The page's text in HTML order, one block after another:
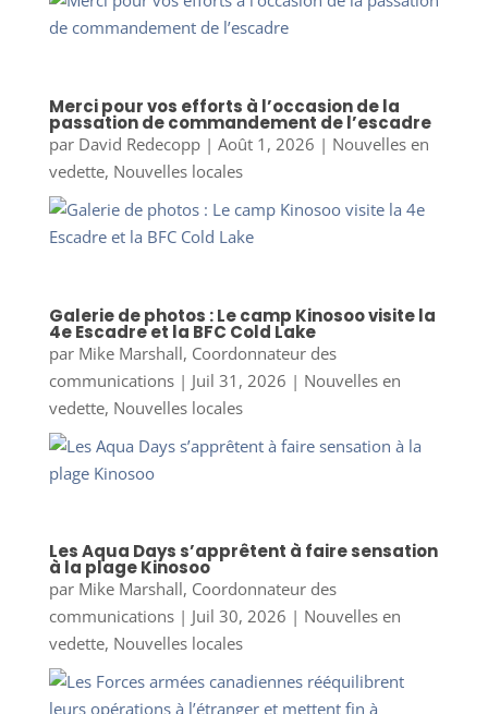
Merci pour vos efforts à l’occasion de la
passation de commandement de l’escadre
par David Redecopp| Août 1, 2026 | Nouvelles en
vedette, Nouvelles locales
Galerie de photos : Le camp Kinosoo visite la
4e Escadre et la BFC Cold Lake
par Mike Marshall, Coordonnateur des
communications| Juil 31, 2026 | Nouvelles en
vedette, Nouvelles locales
Les Aqua Days s’apprêtent à faire sensation
à la plage Kinosoo
par Mike Marshall, Coordonnateur des
communications| Juil 30, 2026 | Nouvelles en
vedette, Nouvelles locales